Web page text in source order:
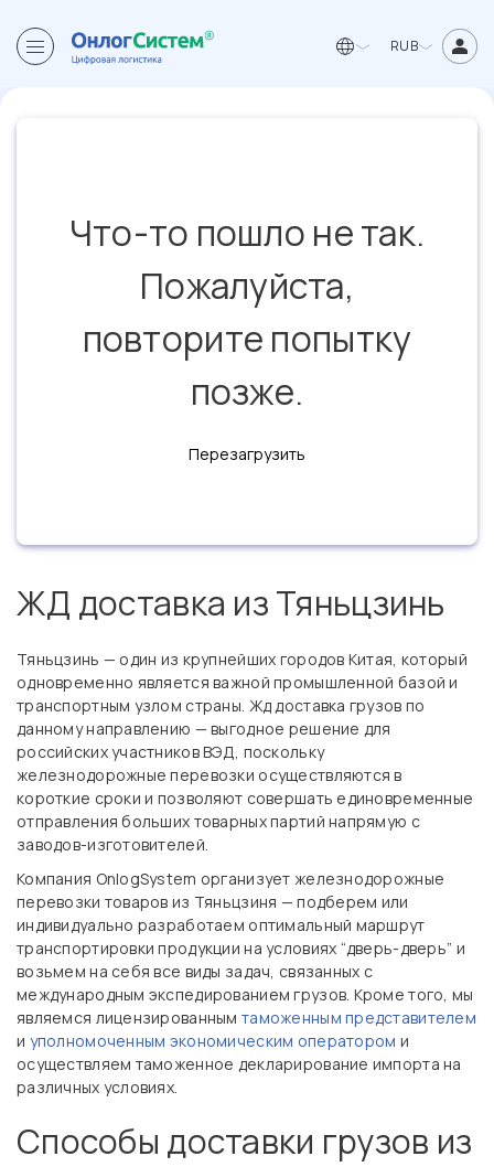
RUB
Что-то пошло не так.
Пожалуйста,
повторите попытку
позже.
Перезагрузить
ЖД доставка из Тяньцзинь
Тяньцзинь — один из крупнейших городов Китая, который
одновременно является важной промышленной базой и
транспортным узлом страны. Жд доставка грузов по
данному направлению — выгодное решение для
российских участников ВЭД, поскольку
железнодорожные перевозки осуществляются в
короткие сроки и позволяют совершать единовременные
отправления больших товарных партий напрямую с
заводов-изготовителей.
Компания OnlogSystem организует железнодорожные
перевозки товаров из Тяньцзиня — подберем или
индивидуально разработаем оптимальный маршрут
транспортировки продукции на условиях “дверь-дверь” и
возьмем на себя все виды задач, связанных с
международным экспедированием грузов. Кроме того, мы
являемся лицензированным таможенным представителем
и уполномоченным экономическим оператором и
осуществляем таможенное декларирование импорта на
различных условиях.
Способы доставки грузов из